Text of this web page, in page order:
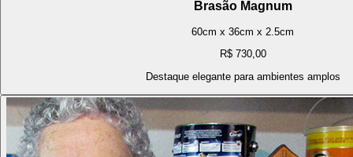
Brasão Magnum
60cm x 36cm x 2.5cm
R$ 730,00
Destaque elegante para ambientes amplos